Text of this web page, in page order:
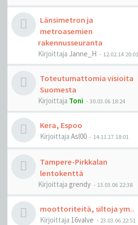
Länsimetron ja
metroasemien
rakennusseuranta
Kirjoittaja Janne_H - 12.02.14 20:01
Toteutumattomia visioita
Suomesta
Kirjoittaja Toni -30.03.06 18:24
Kera, Espoo
Kirjoittaja Asl00 - 14.11.17 18:01
Tampere-Pirkkalan
lentokenttä
Kirjoittaja grendy - 13.03.06 22:38
moottoriteitä, siltoja ym..
Kirjoittaja 16valve - 23.03.06 22:51